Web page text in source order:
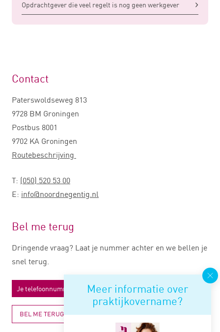
Opdrachtgever die veel regelt is nog geen werkgever
Meer informatie over
praktijkovername?
Contact
Paterswoldseweg 813
9728 BM Groningen
Postbus 8001
9702 KA Groningen
Routebeschrijving
T: (050) 520 53 00
E: info@noordnegentig.nl
Bel me terug
Dringende vraag? Laat je nummer achter en we bellen je
snel terug.
BEL ME TERUG